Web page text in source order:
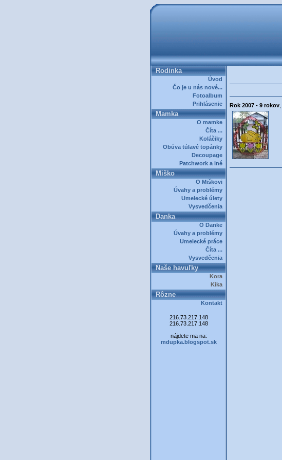
Rodinka
Úvod
Čo je u nás nové...
Fotoalbum
Prihlásenie
Mamka
O mamke
Číta ...
Koláčiky
Obúva túlavé topánky
Decoupage
Patchwork a iné
Miško
O Miškovi
Úvahy a problémy
Umelecké úlety
Vysvedčenia
Danka
O Danke
Úvahy a problémy
Umelecké práce
Číta ...
Vysvedčenia
Naše havuľky
Kora
Kika
Rôzne
Kontakt
216.73.217.148
216.73.217.148
nájdete ma na:
mdupka.blogspot.sk
Rok 2007 - 9 rokov